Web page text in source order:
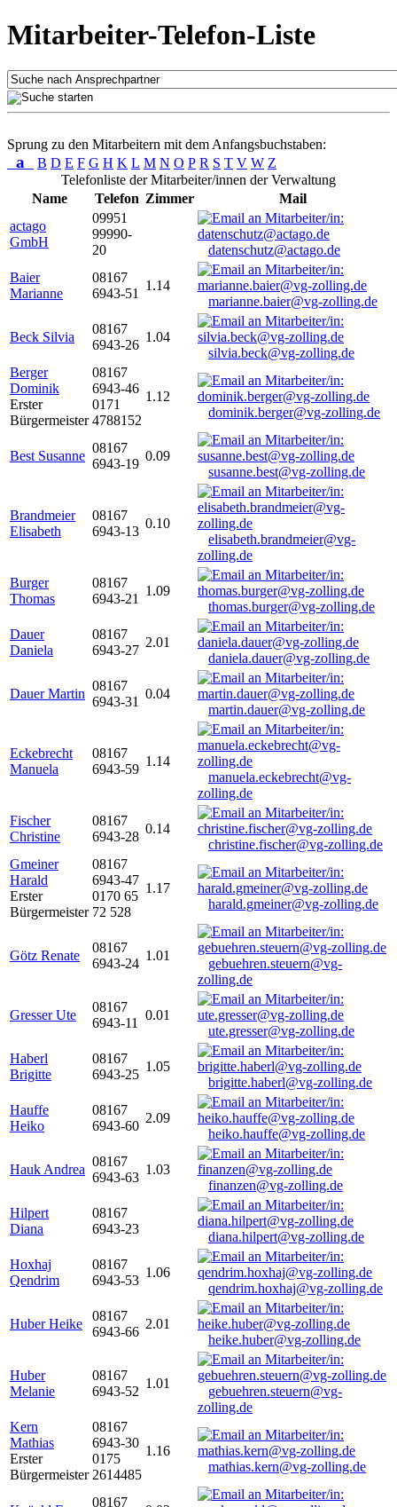
Mitarbeiter-Telefon-Liste
Sprung zu den Mitarbeitern mit dem Anfangsbuchstaben:
a B D E F G H K L M N O P R S T V W Z
Telefonliste der Mitarbeiter/innen der Verwaltung
Name
Telefon Zimmer
Mail
actago
GmbH
09951
99990-
20
datenschutz@actago.de
Baier
Marianne
08167
6943-51
1.14
marianne.baier@vg-zolling.de
Beck Silvia
08167
6943-26
1.04
silvia.beck@vg-zolling.de
Berger
Dominik
Erster
Bürgermeister
08167
6943-46
0171
4788152
1.12
dominik.berger@vg-zolling.de
Best Susanne
08167
6943-19
0.09
susanne.best@vg-zolling.de
Brandmeier
Elisabeth
08167
6943-13
0.10
elisabeth.brandmeier@vg-
zolling.de
Burger
Thomas
08167
6943-21
1.09
thomas.burger@vg-zolling.de
Dauer
Daniela
08167
6943-27
2.01
daniela.dauer@vg-zolling.de
Dauer Martin
08167
6943-31
0.04
martin.dauer@vg-zolling.de
Eckebrecht
Manuela
08167
6943-59
1.14
manuela.eckebrecht@vg-
zolling.de
Fischer
Christine
08167
6943-28
0.14
christine.fischer@vg-zolling.de
Gmeiner
Harald
Erster
Bürgermeister
08167
6943-47
0170 65
72 528
1.17
harald.gmeiner@vg-zolling.de
Götz Renate
08167
6943-24
1.01
gebuehren.steuern@vg-
zolling.de
Gresser Ute
08167
6943-11
0.01
ute.gresser@vg-zolling.de
Haberl
Brigitte
08167
6943-25
1.05
brigitte.haberl@vg-zolling.de
Hauffe
Heiko
08167
6943-60
2.09
heiko.hauffe@vg-zolling.de
Hauk Andrea
08167
6943-63
1.03
finanzen@vg-zolling.de
Hilpert
Diana
08167
6943-23
diana.hilpert@vg-zolling.de
Hoxhaj
Qendrim
08167
6943-53
1.06
qendrim.hoxhaj@vg-zolling.de
Huber Heike
08167
6943-66
2.01
heike.huber@vg-zolling.de
Huber
Melanie
08167
6943-52
1.01
gebuehren.steuern@vg-
zolling.de
Kern
Mathias
Erster
Bürgermeister
08167
6943-30
0175
2614485
1.16
mathias.kern@vg-zolling.de
08167